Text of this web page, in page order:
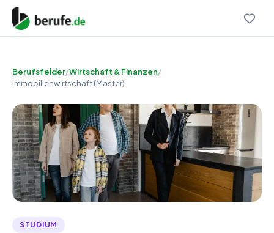
Berufsfelder/Wirtschaft & Finanzen/
Immobilienwirtschaft (Master)
STUDIUM